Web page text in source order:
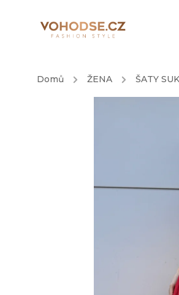
Domů / ŽENA / ŠATY